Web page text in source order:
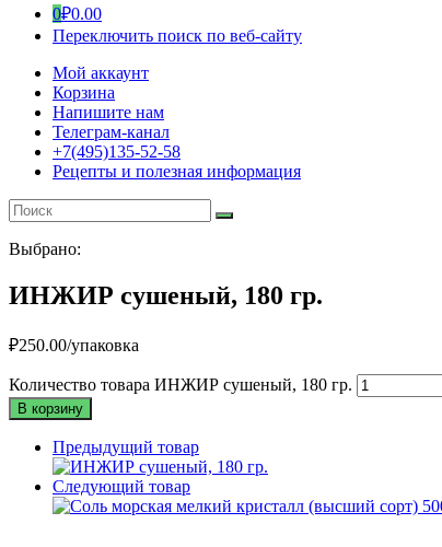
0₽0.00
Переключить поиск по веб-сайту
Мой аккаунт
Корзина
Напишите нам
Телеграм-канал
+7(495)135-52-58
Рецепты и полезная информация
Выбрано:
ИНЖИР сушеный, 180 гр.
₽250.00/упаковка
Количество товара ИНЖИР сушеный, 180 гр.
В корзину
Предыдущий товар
Следующий товар